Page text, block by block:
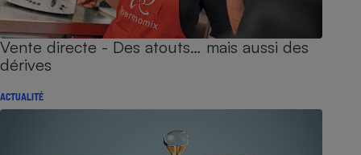
Vente directe - Des atouts… mais aussi des
dérives
ACTUALITÉ